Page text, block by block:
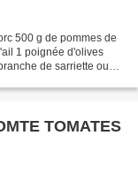
500 g de pommes de
1 poignée d'olives
de sarriette ou
TOMATES